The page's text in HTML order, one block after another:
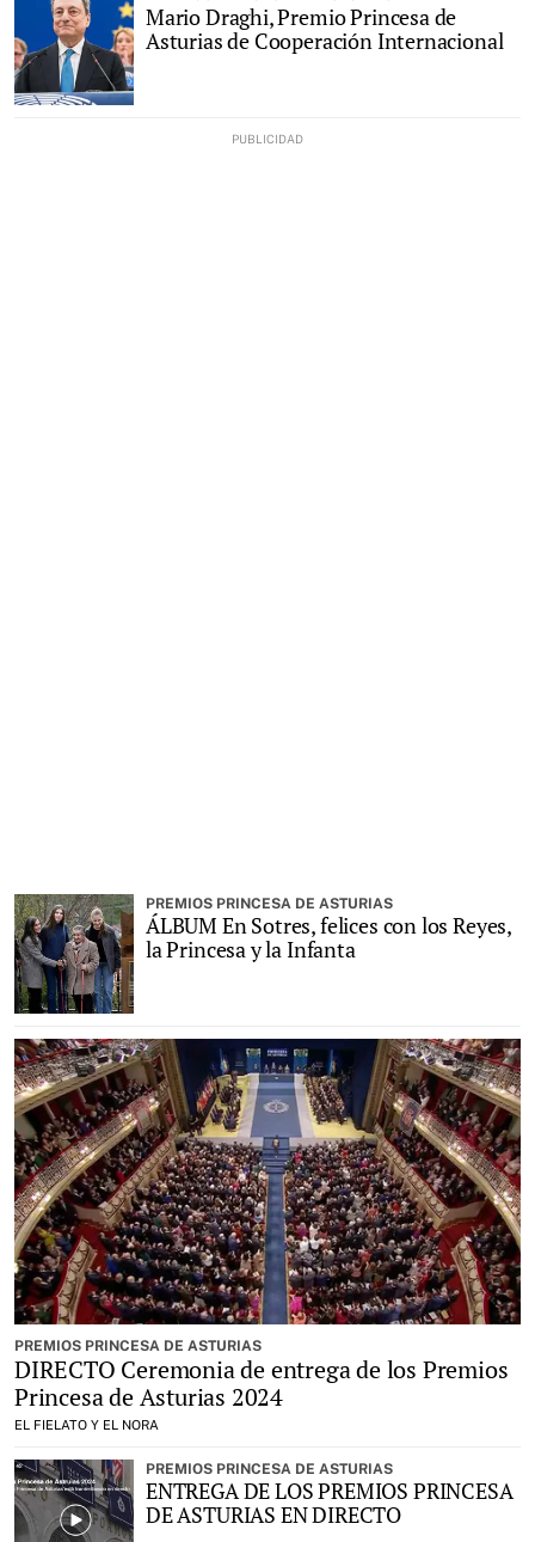
Mario Draghi, Premio Princesa de
Asturias de Cooperación Internacional
PREMIOS PRINCESA DE ASTURIAS
ÁLBUM En Sotres, felices con los Reyes,
la Princesa y la Infanta
PREMIOS PRINCESA DE ASTURIAS
DIRECTO Ceremonia de entrega de los Premios
Princesa de Asturias 2024
EL FIELATO Y EL NORA
PREMIOS PRINCESA DE ASTURIAS
ENTREGA DE LOS PREMIOS PRINCESA
DE ASTURIAS EN DIRECTO